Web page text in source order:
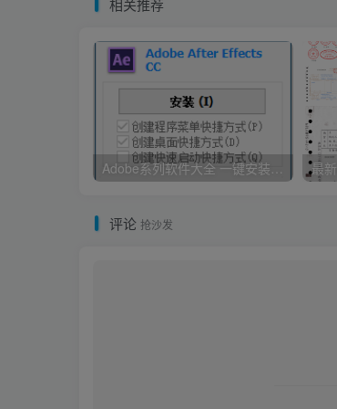
相关推荐
Adobe系列软件大全 一键安装版 By：Ansifa
评论 抢沙发